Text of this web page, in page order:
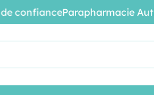
Parapharmacie